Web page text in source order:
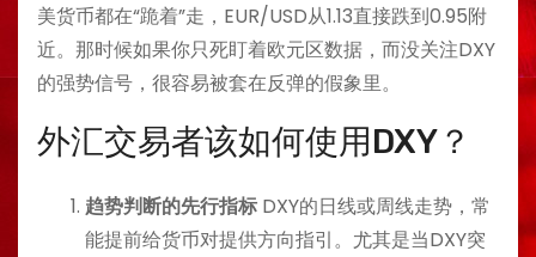
美货币都在“跪着”走，EUR/USD从1.13直接跌到0.95附
近。那时候如果你只死盯着欧元区数据，而没关注DXY
的强势信号，很容易被套在反弹的假象里。
外汇交易者该如何使用DXY？
趋势判断的先行指标 DXY的日线或周线走势，常
能提前给货币对提供方向指引。尤其是当DXY突